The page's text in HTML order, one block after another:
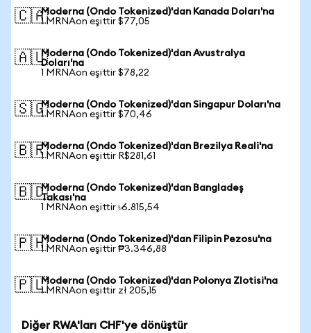
🇨🇦Moderna (Ondo Tokenized)'dan Kanada Doları'na
1 MRNAon eşittir $77,05
🇦🇺Moderna (Ondo Tokenized)'dan Avustralya
Doları'na
1 MRNAon eşittir $78,22
🇸🇬Moderna (Ondo Tokenized)'dan Singapur Doları'na
1 MRNAon eşittir $70,46
🇧🇷Moderna (Ondo Tokenized)'dan Brezilya Reali'na
1 MRNAon eşittir R$281,61
🇧🇩Moderna (Ondo Tokenized)'dan Bangladeş
Takası'na
1 MRNAon eşittir ৳6.815,54
🇵🇭Moderna (Ondo Tokenized)'dan Filipin Pezosu'na
1 MRNAon eşittir ₱3.346,88
🇵🇱Moderna (Ondo Tokenized)'dan Polonya Zlotisi'na
1 MRNAon eşittir zł 205,15
Diğer RWA'ları CHF'ye dönüştür